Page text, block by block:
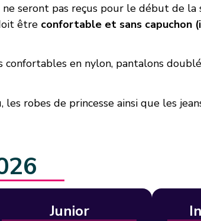
seront pas reçus pour le début de
être confortable et sans capuchon
confortables en nylon, pantalons
robes de princesse ainsi que les
Junior